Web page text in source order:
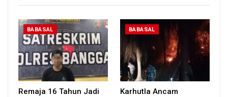
BABASAL
Remaja 16 Tahun Jadi
BABASAL
Karhutla Ancam